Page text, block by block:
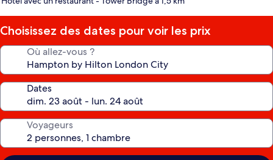
Choisissez des dates pour voir les prix
Où allez-vous ?
Dates
Voyageurs